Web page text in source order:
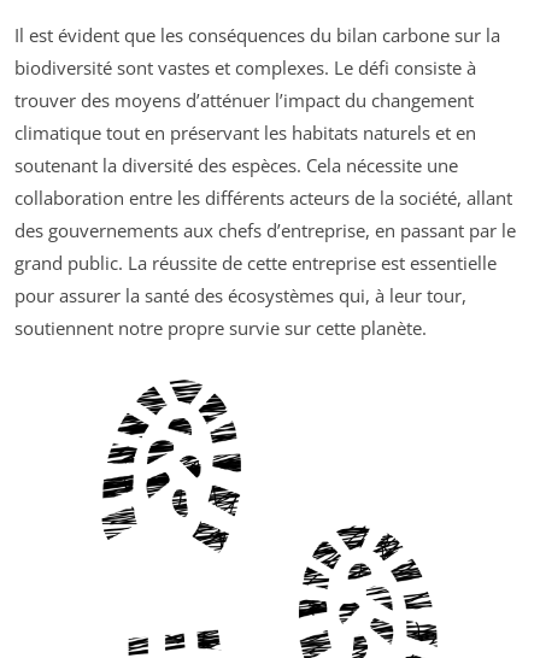
Il est évident que les conséquences du bilan carbone sur la
biodiversité sont vastes et complexes. Le défi consiste à
trouver des moyens d’atténuer l’impact du changement
climatique tout en préservant les habitats naturels et en
soutenant la diversité des espèces. Cela nécessite une
collaboration entre les différents acteurs de la société, allant
des gouvernements aux chefs d’entreprise, en passant par le
grand public. La réussite de cette entreprise est essentielle
pour assurer la santé des écosystèmes qui, à leur tour,
soutiennent notre propre survie sur cette planète.